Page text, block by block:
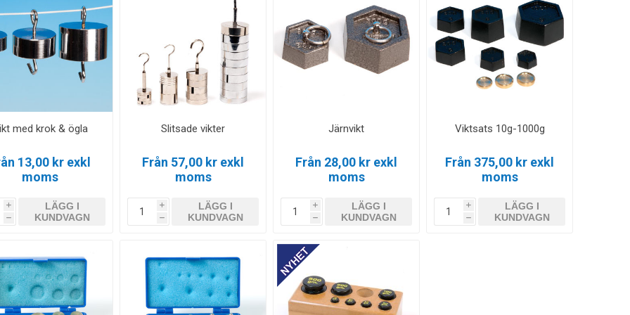
med krok & ögla
13,00 kr exkl
moms
i
h
LÄGG I
KUNDVAGN
Slitsade vikter
Från 57,00 kr exkl
moms
i
h
LÄGG I
KUNDVAGN
Järnvikt
Från 28,00 kr exkl
moms
i
h
LÄGG I
KUNDVAGN
Viktsats 10g-1000g
Från 375,00 kr exkl
moms
i
h
LÄGG I
KUNDVAGN